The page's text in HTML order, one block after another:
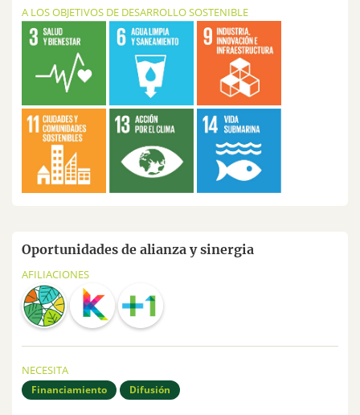
A LOS OBJETIVOS DE DESARROLLO SOSTENIBLE
Oportunidades de alianza y sinergia
AFILIACIONES
NECESITA
Financiamiento Difusión